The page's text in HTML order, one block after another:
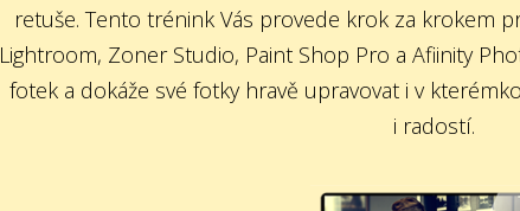
retuše. Tento trénink Vás provede krok za krokem
Lightroom, Zoner Studio, Paint Shop Pro a Afiinity
fotek a dokáže své fotky hravě upravovat i v
i radostí.